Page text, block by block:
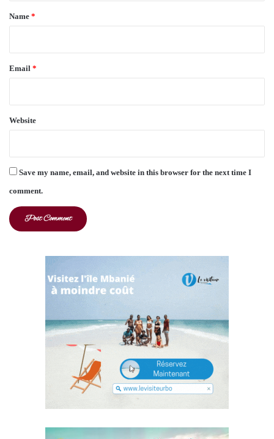
*
Name *
Email *
Website
Save my name, email, and website in this browser for the next time I
comment.